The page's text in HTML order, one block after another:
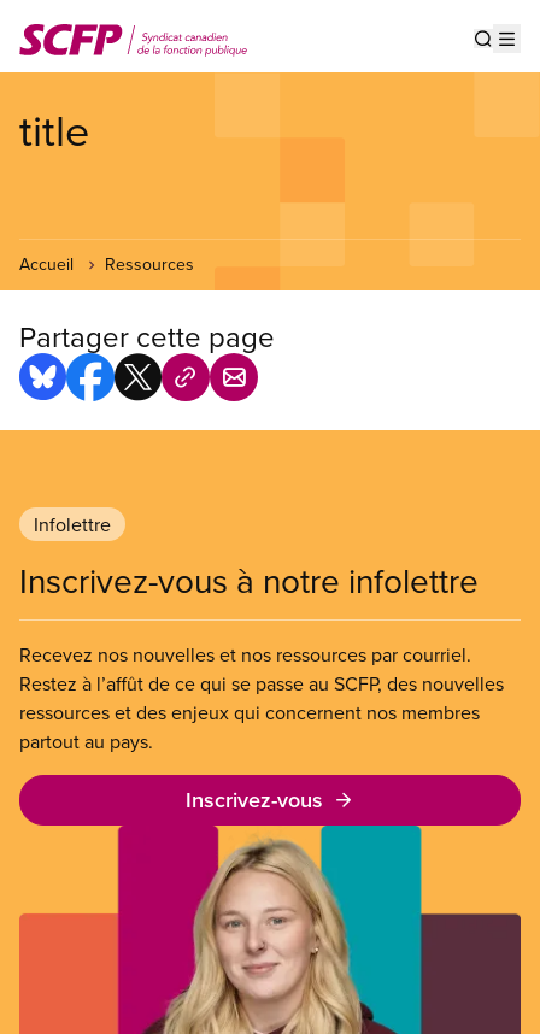
au
contenu
title
Accueil Ressources
Partager cette page
Infolettre
Inscrivez-vous à notre infolettre
Recevez nos nouvelles et nos ressources par courriel.
Restez à l’affût de ce qui se passe au SCFP, des nouvelles
ressources et des enjeux qui concernent nos membres
partout au pays.
Inscrivez-vous